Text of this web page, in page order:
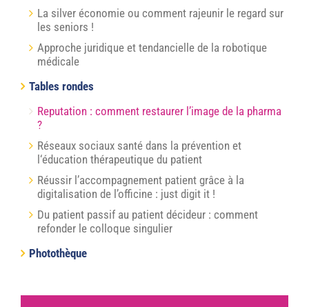
La silver économie ou comment rajeunir le regard sur
les seniors !
Approche juridique et tendancielle de la robotique
médicale
Tables rondes
Reputation : comment restaurer l’image de la pharma
?
Réseaux sociaux santé dans la prévention et
l‘éducation thérapeutique du patient
Réussir l’accompagnement patient grâce à la
digitalisation de l’officine : just digit it !
Du patient passif au patient décideur : comment
refonder le colloque singulier
Photothèque